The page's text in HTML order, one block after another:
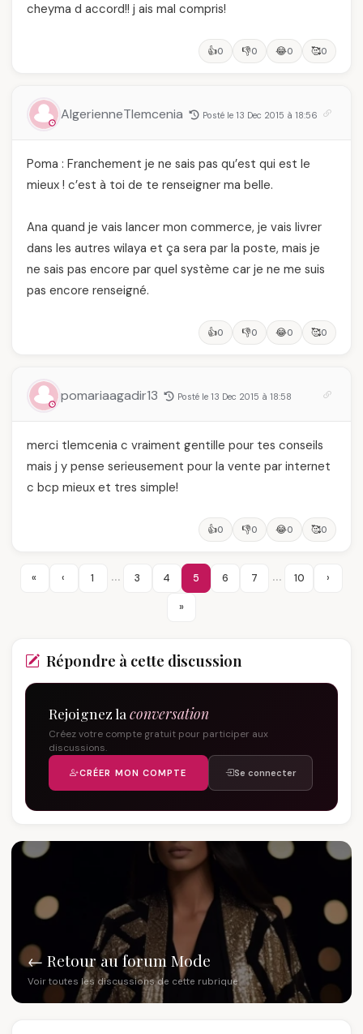
cheyma d accord!! j ais mal compris!
👍0 👎0 😂0 🥰0
AlgerienneTlemcenia Posté le 13 Dec 2015 à 18:56
Poma : Franchement je ne sais pas qu’est qui est le
mieux ! c’est à toi de te renseigner ma belle.
Ana quand je vais lancer mon commerce, je vais livrer
dans les autres wilaya et ça sera par la poste, mais je
ne sais pas encore par quel système car je ne me suis
pas encore renseigné.
👍0 👎0 😂0 🥰0
pomariaagadir13 Posté le 13 Dec 2015 à 18:58
merci tlemcenia c vraiment gentille pour tes conseils
mais j y pense serieusement pour la vente par internet
c bcp mieux et tres simple!
👍0 👎0 😂0 🥰0
« ‹ 1 … 3 4 5 6 7 … 10 ›
»
Répondre à cette discussion
Rejoignez la conversation
Créez votre compte gratuit pour participer aux
discussions.
CRÉER MON COMPTE Se connecter
← Retour au forum Mode
Voir toutes les discussions de cette rubrique